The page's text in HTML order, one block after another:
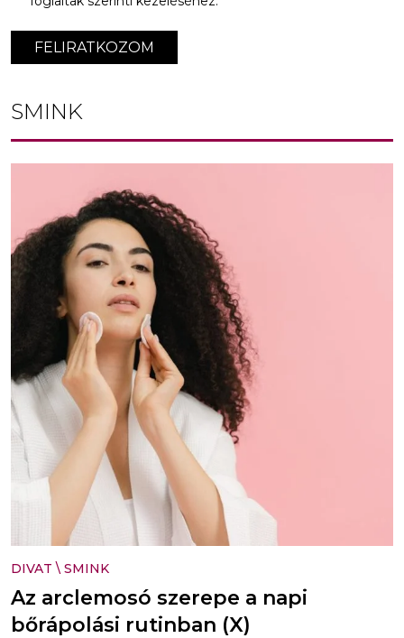
FELIRATKOZOM
SMINK
DIVAT \ SMINK
Az arclemosó szerepe a napi
bőrápolási rutinban (X)